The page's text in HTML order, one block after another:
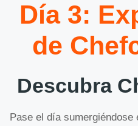
Día 3:
de
Descubra
Pase el día